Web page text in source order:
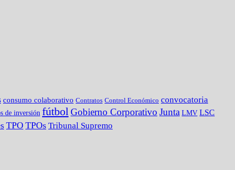
consumo colaborativo Contratos Control Económico convocatoria
de inversión fútbolGobierno Corporativo Junta LMV LSC
TPO TPOs Tribunal Supremo